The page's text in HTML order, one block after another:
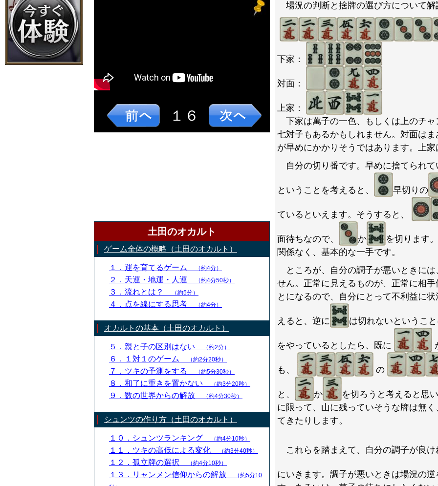
１６
土田のオカルト
ゲーム全体の概略（土田のオカルト）
１．運を育てるゲーム （約4分）
２．天運・地運・人運 （約4分50秒）
３．流れとは？ （約5分）
４．点を線にする思考 （約4分）
オカルトの基本（土田のオカルト）
５．親と子の区別はない （約2分）
６．１対１のゲーム （約2分20秒）
７．ツキの予測をする （約5分30秒）
８．和了に重きを置かない （約3分20秒）
９．数の世界からの解放 （約4分30秒）
シュンツの作り方（土田のオカルト）
１０．シュンツランキング （約4分10秒）
１１．ツキの高低による変化 （約3分40秒）
１２．孤立牌の選択 （約4分10秒）
１３．リャンメン信仰からの解放
（約5分10
場況の判断と捨牌の選び方について解
下家：
対面：
上家：
下家は萬子の一色、もしくは上のチ
七対子もあるかもしれません。対面は
が早めにかかりそうではあります。上
自分の切り番です。早めに捨てられ
ということを考えると、 早切りの
ているといえます。そうすると、
面待ちなので、 か
を切ります
関係なく、基本的な一手です。
ところが、自分の調子が悪いときに
せん。正常に見えるものが、正常に相
とになるので、自分にとって不利益に
えると、逆に は切れないというこ
をやっているとしたら、既に
も、 の
と、 か
を切ろうと考えると思
に限って、山に残っていそうな牌は無
てきたりします。
これらを踏まえて、自分の調子が良け
にいきます。調子が悪いときは場況の